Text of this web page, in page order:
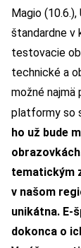
Magio
štandardne v
testovacie
technické a
možné
platformy so
ho už bude
tematickým
v našom
unikátna. E-
dokonca o